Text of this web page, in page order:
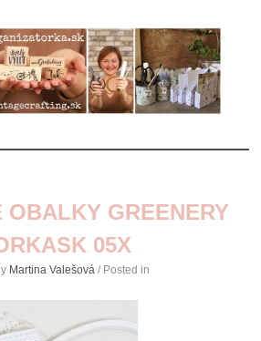
OBALKY GREENERY
05X
Martina Valešová / Posted in